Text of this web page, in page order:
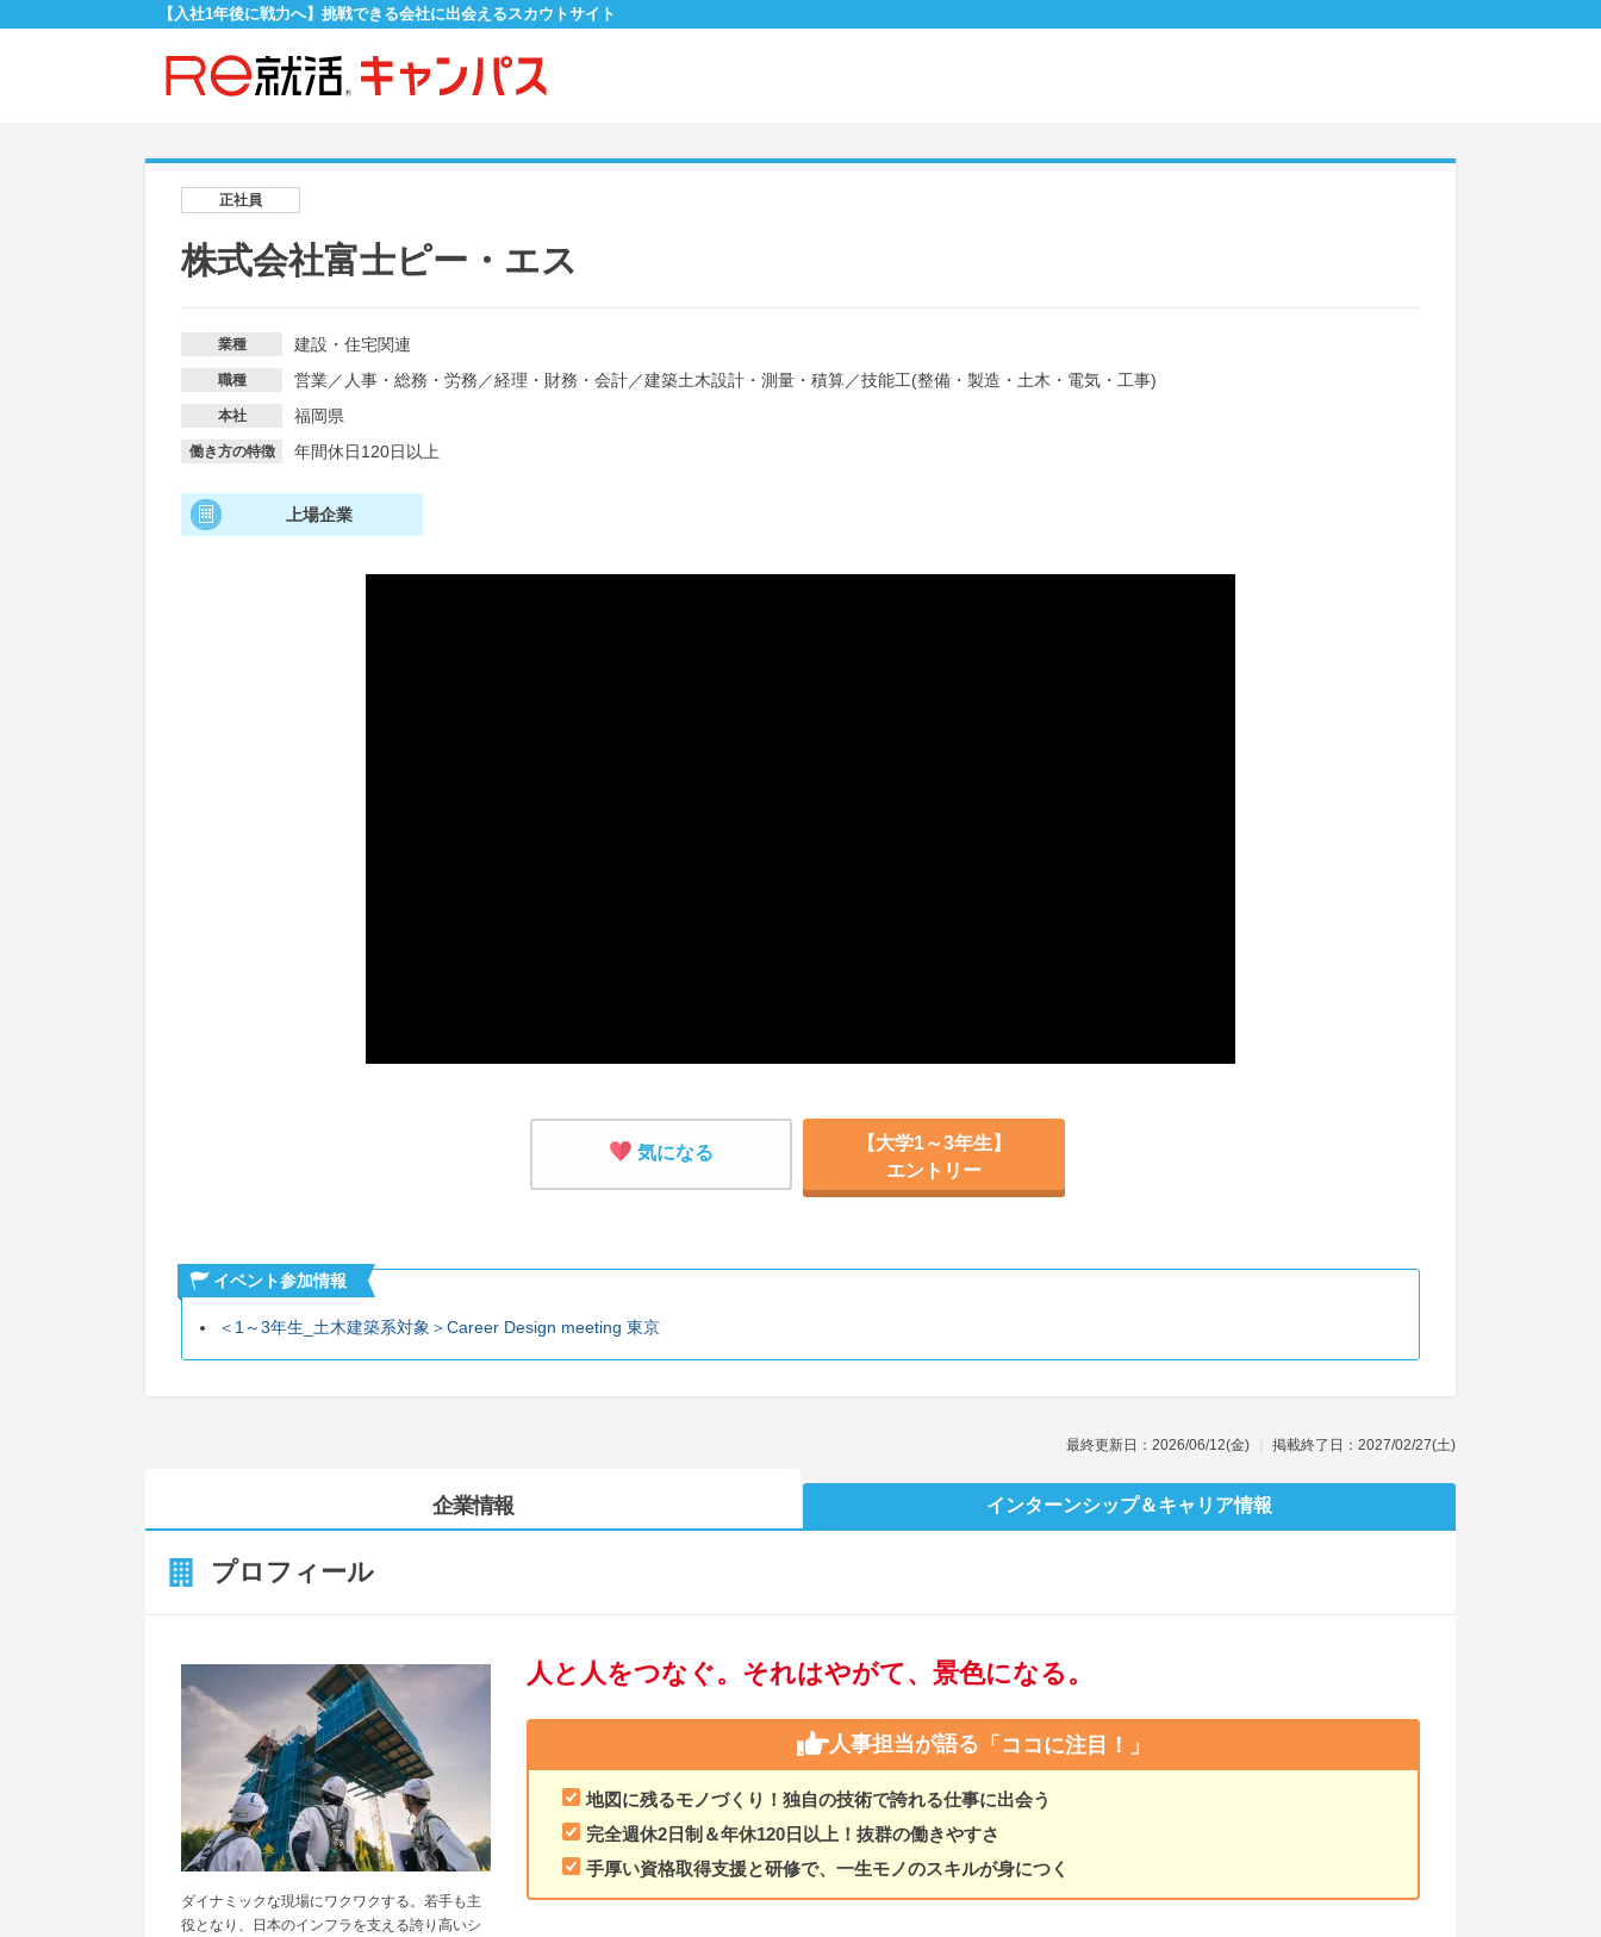
【入社1年後に戦力へ】挑戦できる会社に出会えるスカウトサイト
正社員
株式会社富士ピー・エス
業種 建設・住宅関連
職種 営業／ 人事・総務・労務 ／経理・財務・会計／建築土木設計・測量・積算／技能工(整備・製造・土木・電気・工事)
本社 福岡県
働き方の特徴 年間休日120日以上
上場企業
気になる
【大学1～3年生】
エントリー
イベント参加情報
＜1～3年生_土木建築系対象＞Career Design meeting 東京
最終更新日：2026/06/12(金) 掲載終了日：2027/02/27(土)
企業情報 インターンシップ＆キャリア情報
プロフィール
人と人をつなぐ。それはやがて、景色になる。
人事担当が語る 「ココに注目！」
地図に残るモノづくり！独自の技術で誇れる仕事に出会う
完全週休2日制＆年休120日以上！抜群の働きやすさ
手厚い資格取得支援と研修で、一生モノのスキルが身につく
ダイナミックな現場にワクワクする。若手も主
役となり、日本のインフラを支える誇り高いシ